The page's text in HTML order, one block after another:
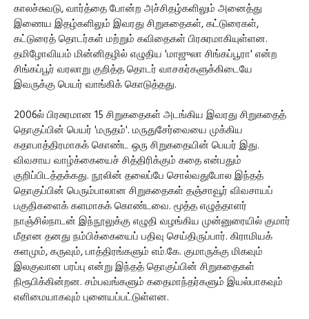
காலச்சுவடு, வார்த்தை போன்ற அச்சிதழ்களிலும் அனைத்து
இணைய இதழ்களிலும் இவரது சிறுகதைகள், கட்டுரைகள்,
கட்டுரைத் தொடர்கள் மற்றும் கவிதைகள் பிரசுரமாகியுள்ளன.
தமிழோவியம் மின்னிதழில் எழுதிய 'மாஜுலா சிங்கப்பூரா' என்ற
சிங்கப்பூர் வரலாறு குறித்த தொடர் வாசகர்களுக்கிடையே
இவருக்கு பெயர் வாங்கிக் கொடுத்தது.
2006ல் பிரசுரமான 15 சிறுகதைகள் அடங்கிய இவரது சிறுகதைத்
தொகுப்பின் பெயர் 'மருதம்'. மருதுசேர்வையை முக்கிய
கதாபாத்திரமாகக் கொண்ட ஒரு சிறுகதையின் பெயர் இது.
விவசாய வாழ்க்கையைச் சித்திரிக்கும் கதை என்பதும்
குறிப்பிடத்தக்கது. நூலின் தலைப்பே சொல்வதுபோல இந்தத்
தொகுப்பின் பெரும்பாலான சிறுகதைகள் தஞ்சாவூர் விவசாயப்
பகுதிகளைக் களமாகக் கொண்டவை. மூத்த எழுத்தாளர்
நாஞ்சில்நாடன் இந்நூலுக்கு எழுதி வழங்கிய முன்னுரையில் குமார்
மீதான தனது நம்பிக்கையைப் பதிவு செய்திருப்பார். கிராமியக்
களமும், கருவும், பாத்திரங்களும் எம்.கே. குமாருக்கு மிகவும்
இலகுவான பரப்பு என்று இந்தத் தொகுப்பின் சிறுகதைகள்
நிரூபிக்கின்றன. சம்பவங்களும் கதைமாந்தர்களும் இயல்பாகவும்
எளிமையாகவும் புனையப்பட்டுள்ளன.